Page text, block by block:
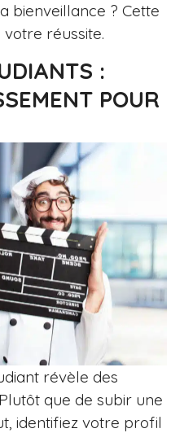
bienveillance ? Cette
réussite.
:
POUR
révèle des
que de subir une
identifiez votre profil